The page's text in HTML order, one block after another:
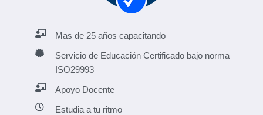
Mas de 25 años capacitando
Servicio de Educación Certificado bajo norma
ISO29993
Apoyo Docente
Estudia a tu ritmo